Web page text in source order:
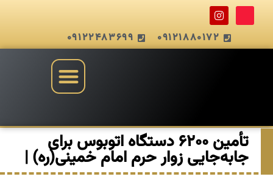
09121880172
09122483699
تأمین ۶۲۰۰ دستگاه اتوبوس برای
جابه‌جایی زوار حرم امام خمینی(ره) |